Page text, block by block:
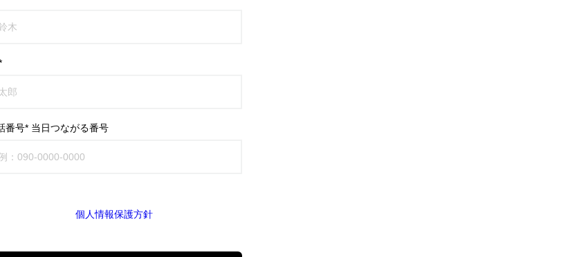
番号* 当日つながる番号
個人情報保護方針